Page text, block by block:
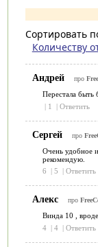
Сортировать
Количеству
Андрей про
Перестала быть
| 1 | Ответить
Сергей про
Очень удобное
рекомендую.
6
| 5 | Ответить
Алекс про
Винда 10 ,
4 | 4 | Ответить